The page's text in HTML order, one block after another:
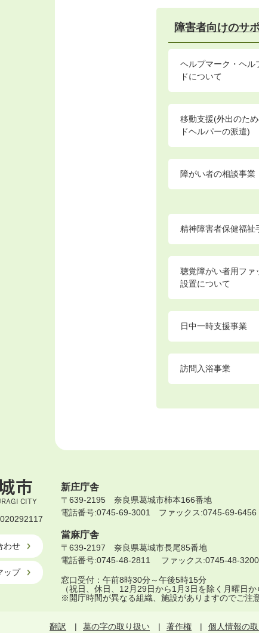
障害者向けのサ
ヘルプマーク・ヘル
ドについて
移動支援(外出のた
ドヘルパーの派遣)
障がい者の相談事業
精神障害者保健福祉
聴覚障がい者用ファ
設置について
日中一時支援事業
訪問入浴事業
わせ
ップ
新庄庁舎
〒639-2195 奈良県葛城市柿本166番地
電話番号:0745-69-3001 ファックス:0745-69-6456
當麻庁舎
〒639-2197 奈良県葛城市長尾85番地
電話番号:0745-48-2811 ファックス:0745-48-3200
窓口受付：午前8時30分～午後5時15分
（祝日、休日、12月29日から1月3日を除く月曜日か
※開庁時間が異なる組織、施設がありますのでご注
翻訳 葛の字の取り扱い 著作権 個人情報の